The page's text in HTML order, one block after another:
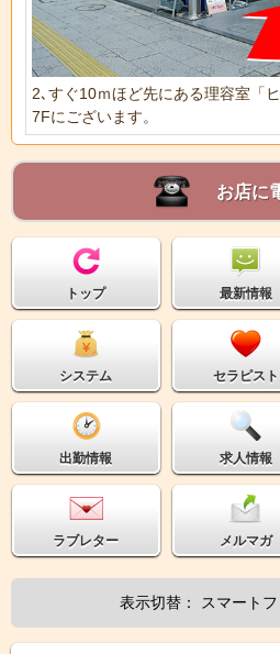
2､すぐ10ｍほど先にある理容室「
7Fにございます。
お店に
トップ 最新情報
システム セラピスト
出勤情報 求人情報
ラブレター メルマガ
表示切替： スマート